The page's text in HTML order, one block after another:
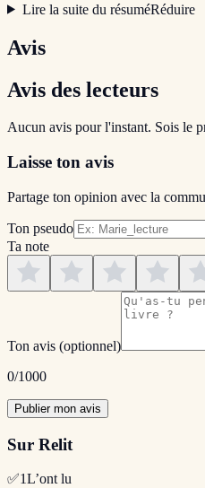
Lire la suite du résuméRéduire
Avis
Avis des lecteurs
Aucun avis pour l'instant. Sois le
Laisse ton avis
Partage ton opinion avec la
Ton pseudo
Ta note
Ton avis (optionnel)
0/1000
Publier mon avis
Sur Relit
✅1L’ont lu